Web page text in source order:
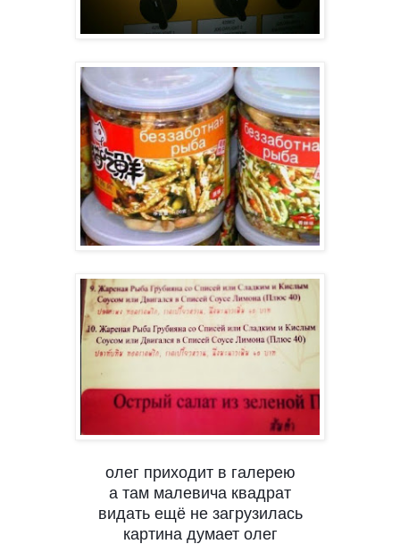
олег приходит в галерею
а там малевича квадрат
видать ещё не загрузилась
картина думает олег